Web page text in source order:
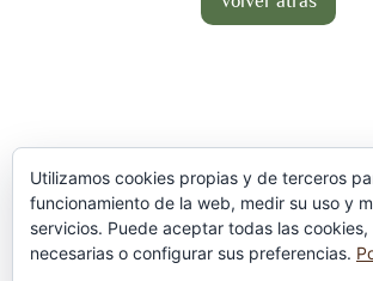
Política de privacidad
Utilizamos cookies propias y de terceros
funcionamiento de la web, medir su uso y
servicios. Puede aceptar todas las
necesarias o configurar sus preferencias.